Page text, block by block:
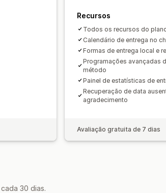
Recursos
Todos os recursos do
Calendário de entrega no
Formas de entrega local e
Programações avançadas
método
Painel de estatísticas de
Recuperação de data
agradecimento
Avaliação gratuita de 7 dias
30 dias.